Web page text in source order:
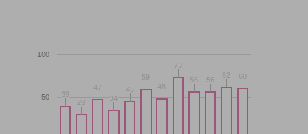
50
100
39
39
29
29
47
47
34
34
45
45
59
59
48
48
73
73
56
56 56
56
62
62 60
60